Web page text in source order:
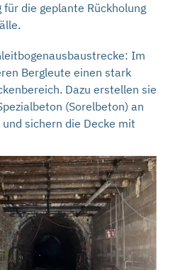
für die geplante Rückholung
Im
Bergleute einen stark
Dazu erstellen sie
(Sorelbeton) an
sichern die Decke mit